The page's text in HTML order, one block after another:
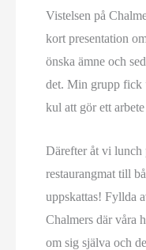
Vistelsen på
kort presentation
önska ämne och
det. Min grupp fick
kul att gör ett
Därefter åt vi lunch
restaurangmat till
uppskattas! Fyllda
Chalmers där våra
om sig själva och